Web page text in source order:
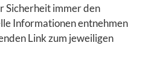
Sicherheit immer den
Informationen entnehmen
Link zum jeweiligen